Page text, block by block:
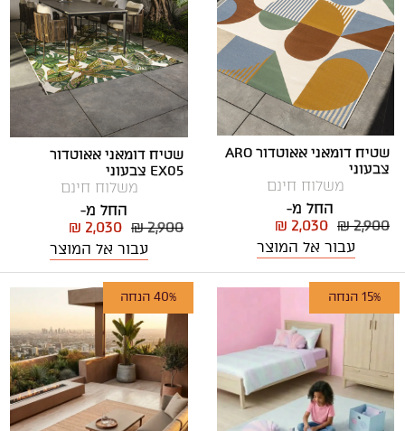
שטיח דומאני אאוטדור ARO
צבעוני
משלוח חינם
החל מ-
₪ 2,900
₪ 2,030
עבור אל המוצר
שטיח דומאני אאוטדור
EX05 צבעוני
משלוח חינם
החל מ-
₪ 2,900
₪ 2,030
עבור אל המוצר
15% הנחה 40% הנחה